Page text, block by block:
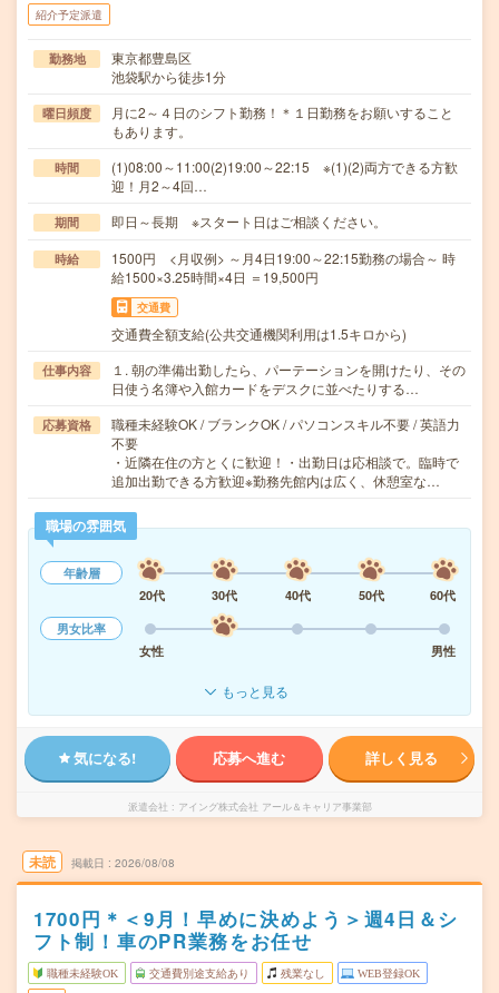
紹介予定派遣
勤務地
東京都豊島区
池袋駅から徒歩1分
曜日頻度
月に2～４日のシフト勤務！＊１日勤務をお願いすること
もあります。
時間
(1)08:00～11:00(2)19:00～22:15 ※(1)(2)両方できる方歓
迎！月2～4回…
期間 即日～長期 ※スタート日はご相談ください。
時給
1500円 <月収例> ～月4日19:00～22:15勤務の場合～ 時
給1500×3.25時間×4日 ＝19,500円
交通費
交通費全額支給(公共交通機関利用は1.5キロから)
仕事内容
１. 朝の準備出勤したら、パーテーションを開けたり、その
日使う名簿や入館カードをデスクに並べたりする…
応募資格
職種未経験OK / ブランクOK / パソコンスキル不要 / 英語力
不要
・近隣在住の方とくに歓迎！・出勤日は応相談で。臨時で
追加出勤できる方歓迎※勤務先館内は広く、休憩室な…
職場の雰囲気
年齢層
20代
30代 40代 50代
60代
男女比率
女性
男性
もっと見る
気になる! 応募へ進む 詳しく見る
派遣会社 アイング株式会社 アール＆キャリア事業部
未読 掲載日 2026/08/08
1700円＊＜9月！早めに決めよう＞週4日＆シ
フト制！車のPR業務をお任せ
職種未経験OK 交通費別途支給あり 残業なし WEB登録OK